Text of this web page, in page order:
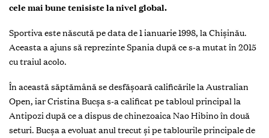
cele mai bune tenisiste la nivel global.
Sportiva este născută pe data de 1 ianuarie 1998, la Chișinău.
Aceasta a ajuns să reprezinte Spania după ce s-a mutat în 2015
cu traiul acolo.
În această săptămână se desfășoară calificările la Australian
Open, iar Cristina Bucșa s-a calificat pe tabloul principal la
Antipozi după ce a dispus de chinezoaica Nao Hibino în două
seturi. Bucșa a evoluat anul trecut și pe tablourile principale de